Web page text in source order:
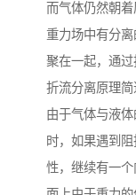
而气体仍然朝
重力场中有分离
聚在一起，通过
折流分离原理简
由于气体与液
时，如果遇到
性，继续有一